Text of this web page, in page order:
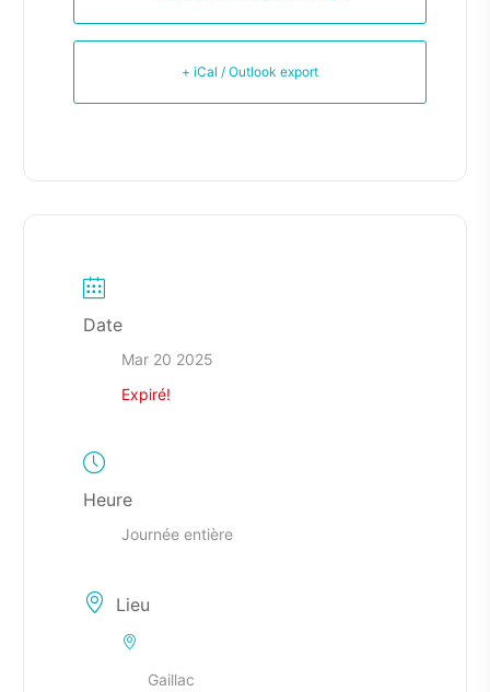
+ iCal / Outlook export
Date
Mar 20 2025
Expiré!
Heure
Journée entière
Lieu
Gaillac